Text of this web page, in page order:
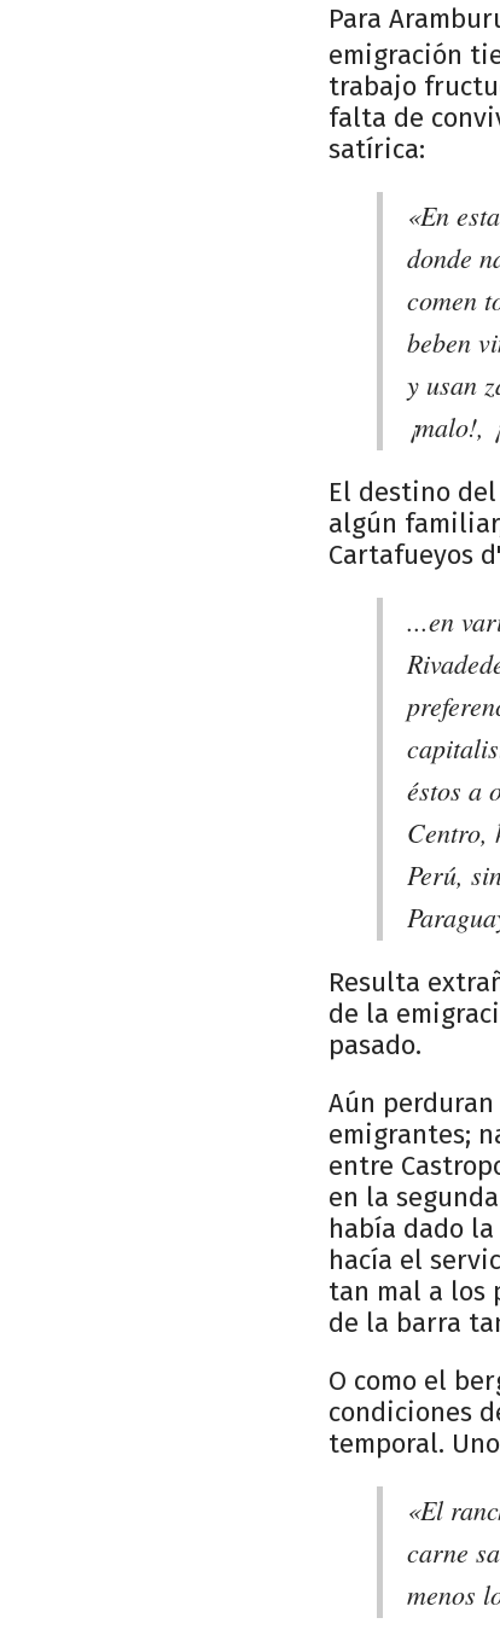
Para
emigración
trabajo
falta de
satírica:
«En
donde
comen
beben
y usan
¡malo!,
El destino
algún
Cartafueyos
...en
éstos a
Centro,
Perú,
Resulta
de la
pasado.
Aún
emigrantes;
entre
en la
había dado
hacía el
tan mal a los
de la barra
O como el
condiciones
temporal.
«El
carne
menos